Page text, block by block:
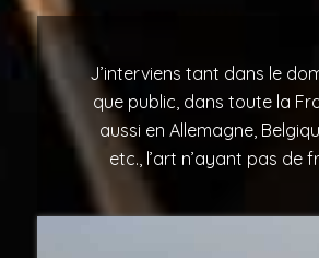
J’interviens tant dans le
que public, dans toute la
aussi en Allemagne,
etc., l’art n’ayant pas de